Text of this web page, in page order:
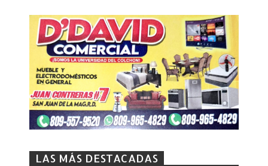
LAS MÁS DESTACADAS